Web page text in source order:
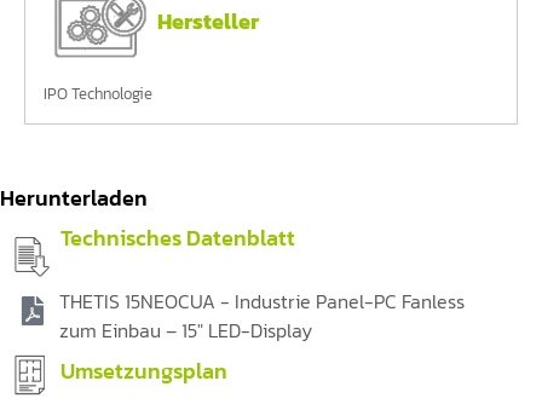
Hersteller
IPO Technologie
Herunterladen
Technisches Datenblatt
THETIS 15NEOCUA - Industrie Panel-PC Fanless
zum Einbau – 15" LED-Display
Umsetzungsplan